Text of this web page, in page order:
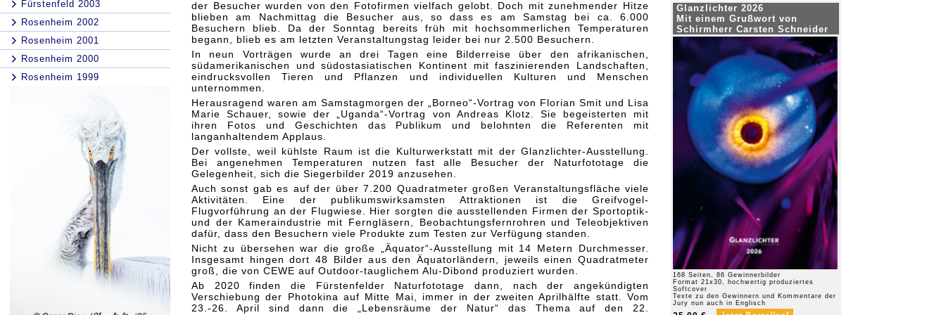
Fürstenfeld 2003
Rosenheim 2002
Rosenheim 2001
Rosenheim 2000
Rosenheim 1999
der Besucher wurden von den Fotofirmen vielfach gelobt. Doch mit zunehmender Hitze
blieben am Nachmittag die Besucher aus, so dass es am Samstag bei ca. 6.000
Besuchern blieb. Da der Sonntag bereits früh mit hochsommerlichen Temperaturen
begann, blieb es am letzten Veranstaltungstag leider bei nur 2.500 Besuchern.
In neun Vorträgen wurde an drei Tagen eine Bilderreise über den afrikanischen,
südamerikanischen und südostasiatischen Kontinent mit faszinierenden Landschaften,
eindrucksvollen Tieren und Pflanzen und individuellen Kulturen und Menschen
unternommen.
Herausragend waren am Samstagmorgen der „Borneo“-Vortrag von Florian Smit und Lisa
Marie Schauer, sowie der „Uganda“-Vortrag von Andreas Klotz. Sie begeisterten mit
ihren Fotos und Geschichten das Publikum und belohnten die Referenten mit
langanhaltendem Applaus.
Der vollste, weil kühlste Raum ist die Kulturwerkstatt mit der Glanzlichter-Ausstellung.
Bei angenehmen Temperaturen nutzen fast alle Besucher der Naturfototage die
Gelegenheit, sich die Siegerbilder 2019 anzusehen.
Auch sonst gab es auf der über 7.200 Quadratmeter großen Veranstaltungsfläche viele
Aktivitäten. Eine der publikumswirksamsten Attraktionen ist die Greifvogel-
Flugvorführung an der Flugwiese. Hier sorgten die ausstellenden Firmen der Sportoptik-
und der Kameraindustrie mit Ferngläsern, Beobachtungsfernrohren und Teleobjektiven
dafür, dass den Besuchern viele Produkte zum Testen zur Verfügung standen.
Nicht zu übersehen war die große „Äquator“-Ausstellung mit 14 Metern Durchmesser.
Insgesamt hingen dort 48 Bilder aus den Äquatorländern, jeweils einen Quadratmeter
groß, die von CEWE auf Outdoor-tauglichem Alu-Dibond produziert wurden.
Ab 2020 finden die Fürstenfelder Naturfototage dann, nach der angekündigten
Verschiebung der Photokina auf Mitte Mai, immer in der zweiten Aprilhälfte statt. Vom
23.-26. April sind dann die „Lebensräume der Natur“ das Thema auf den 22.
Glanzlichter 2026
Mit einem Grußwort von
Schirmherr Carsten Schneider
168 Seiten, 86 Gewinnerbilder
Format 21x30, hochwertig produziertes
Softcover
Texte zu den Gewinnern und Kommentare der
Jury nun auch in Englisch